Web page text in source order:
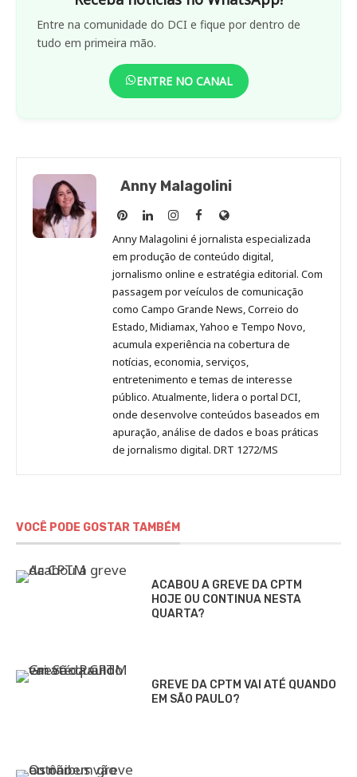
Entre na comunidade do DCI e fique por dentro de
tudo em primeira mão.
ENTRE NO CANAL
Anny Malagolini
Anny
Malagolini
no
Pinterest
Anny
Malagolini
no
LinkedIn
Anny
Malagolini
no
Instagram
Anny
Malagolini
no
Facebook
Site
de
Anny
Malagolini
Anny Malagolini é jornalista especializada
em produção de conteúdo digital,
jornalismo online e estratégia editorial. Com
passagem por veículos de comunicação
como Campo Grande News, Correio do
Estado, Midiamax, Yahoo e Tempo Novo,
acumula experiência na cobertura de
notícias, economia, serviços,
entretenimento e temas de interesse
público. Atualmente, lidera o portal DCI,
onde desenvolve conteúdos baseados em
apuração, análise de dados e boas práticas
de jornalismo digital. DRT 1272/MS
VOCÊ PODE GOSTAR TAMBÉM
ACABOU A GREVE DA CPTM
HOJE OU CONTINUA NESTA
QUARTA?
GREVE DA CPTM VAI ATÉ QUANDO
EM SÃO PAULO?